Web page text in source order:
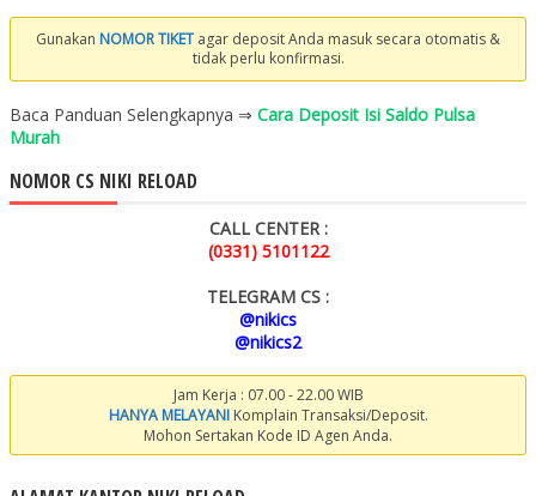
Gunakan NOMOR TIKET agar deposit Anda masuk secara otomatis &
tidak perlu konfirmasi.
Baca Panduan Selengkapnya ⇒ Cara Deposit Isi Saldo Pulsa
Murah
NOMOR CS NIKI RELOAD
CALL CENTER :
(0331) 5101122
TELEGRAM CS :
@nikics
@nikics2
Jam Kerja : 07.00 - 22.00 WIB
HANYA MELAYANIKomplain Transaksi/Deposit.
Mohon Sertakan Kode ID Agen Anda.